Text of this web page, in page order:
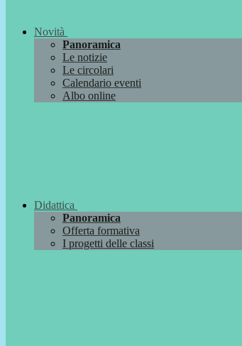
Novità
Panoramica
Le notizie
Le circolari
Calendario eventi
Albo online
Didattica
Panoramica
Offerta formativa
I progetti delle classi